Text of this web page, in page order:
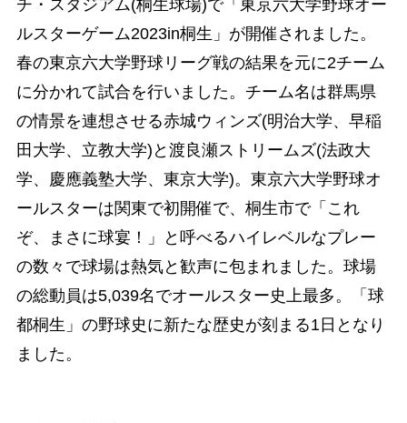
チ・スタジアム(桐生球場)で「東京六大学野球オー
ルスターゲーム2023in桐生」が開催されました。
春の東京六大学野球リーグ戦の結果を元に2チーム
に分かれて試合を行いました。チーム名は群馬県
の情景を連想させる赤城ウィンズ(明治大学、早稲
田大学、立教大学)と渡良瀬ストリームズ(法政大
学、慶應義塾大学、東京大学)。東京六大学野球オ
ールスターは関東で初開催で、桐生市で「これ
ぞ、まさに球宴！」と呼べるハイレベルなプレー
の数々で球場は熱気と歓声に包まれました。球場
の総動員は5,039名でオールスター史上最多。「球
都桐生」の野球史に新たな歴史が刻まる1日となり
ました。